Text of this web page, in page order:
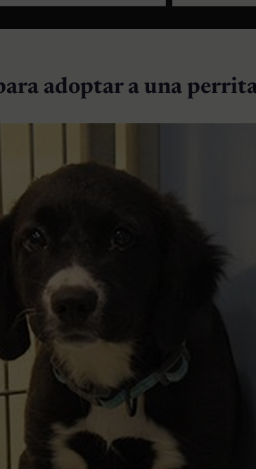
adoptar a una